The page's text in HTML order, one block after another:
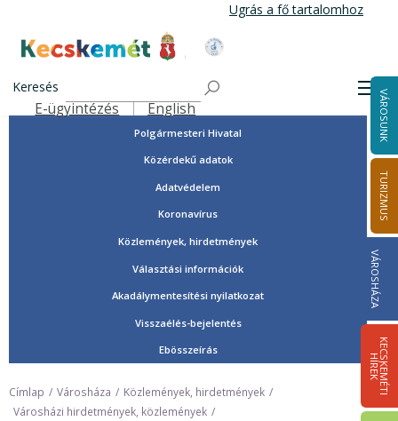
tartalomra
Ugrás a fő tartalomhoz
Kecskemét Város Honlapja
Keresés
Felső navigáció
E-ügyintézés English VÁROSUNK
TURIZMUS
VÁROSHÁZA
K
E
C
S
K
E
M
É
T
I
HÍ
R
E
K
Tisztségviselők, képviselők
Országgyűlési képviselők
Önkormányzat
Polgármesteri Hivatal
Közérdekű adatok
Adatvédelem
Koronavírus
Közlemények, hirdetmények
Választási információk
Akadálymentesítési nyilatkozat
Visszaélés-bejelentés
Ebösszeírás
Címlap Városháza
Közlemények, hirdetmények
Városházi hirdetmények, közlemények